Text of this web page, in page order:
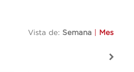
Vista de: Semana Mes